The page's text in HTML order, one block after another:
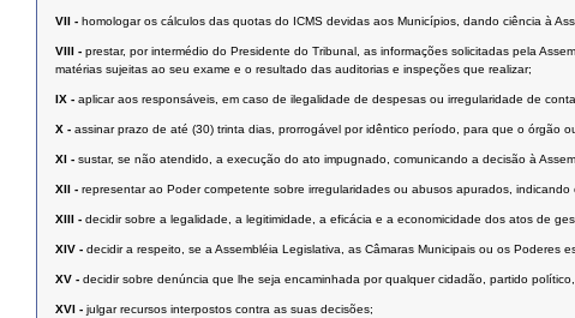
VII - homologar os cálculos das quotas do ICMS devidas aos Municípios, dando ciência à
VIII - prestar, por intermédio do Presidente do Tribunal, as informações solicitadas pela
matérias sujeitas ao seu exame e o resultado das auditorias e inspeções que realizar;
IX - aplicar aos responsáveis, em caso de ilegalidade de despesas ou irregularidade de
X - assinar prazo de até (30) trinta dias, prorrogável por idêntico período, para que o órgão
XI - sustar, se não atendido, a execução do ato impugnado, comunicando a decisão à
XII - representar ao Poder competente sobre irregularidades ou abusos apurados,
XIII - decidir sobre a legalidade, a legitimidade, a eficácia e a economicidade dos atos de
XIV - decidir a respeito, se a Assembléia Legislativa, as Câmaras Municipais ou os
XV - decidir sobre denúncia que lhe seja encaminhada por qualquer cidadão, partido
XVI - julgar recursos interpostos contra as suas decisões;